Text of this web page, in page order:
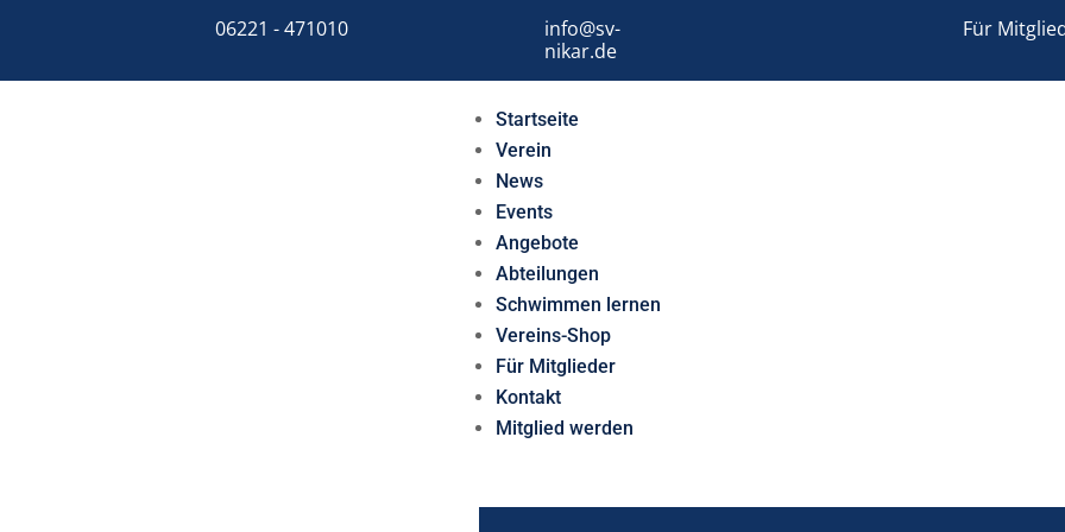
06221 - 471010
info@sv-
nikar.de
Für
Startseite
Verein
News
Events
Angebote
Abteilungen
Schwimmen lernen
Vereins-Shop
Für Mitglieder
Kontakt
Mitglied werden